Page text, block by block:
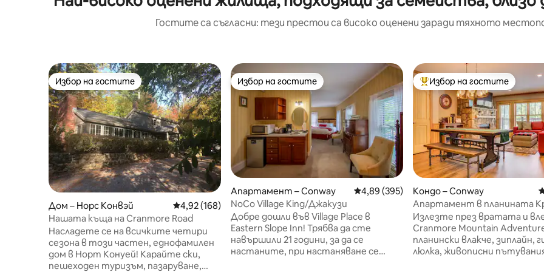
Гостите са съгласни: тези престои са високо оценени заради тяхното
Избор на гостите
Избор на гостите
Дом – Норс Конвэй Средна оценка: 4,92 от 5, 168 отзива
4,92 (168)
Нашата къща на Cranmore Road
Насладете се на всичките четири
сезона в този частен, еднофамилен
дом в Норт Конуей! Карайте ски,
пешеходен туризъм, пазаруване,
Избор на гостите
Избор на гостите
Апартамент – Conway Средна оценка: 4,89 от 5, 395 отзива
4,89 (395)
NoCo Village King/Джакузи
Добре дошли във Village Place в
Eastern Slope Inn! Трябва да сте
навършили 21 години, за да се
настаните, при настаняване се
Най-популярен избор на
Избор на гостите
Кондо – Conway
Апартамент в планината
Басейн, хидромасажна вана |
Излезте през вратата и
Cranmore Mountain
планински влакче, зиплайн,
люлка, живописни